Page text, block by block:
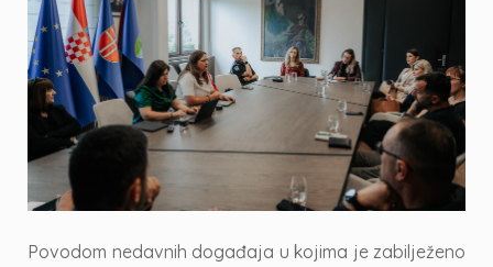
Povodom nedavnih događaja u kojima je zabilježeno